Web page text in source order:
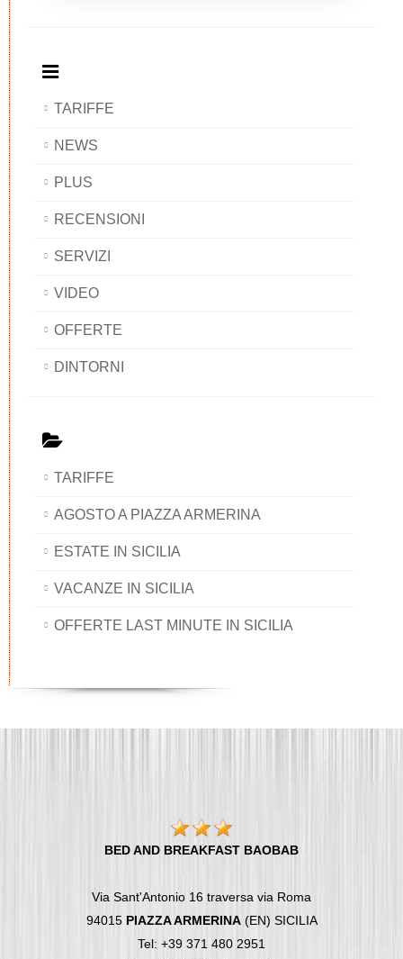
TARIFFE
NEWS
PLUS
RECENSIONI
SERVIZI
VIDEO
OFFERTE
DINTORNI
TARIFFE
AGOSTO A PIAZZA ARMERINA
ESTATE IN SICILIA
VACANZE IN SICILIA
OFFERTE LAST MINUTE IN SICILIA
BED AND BREAKFAST BAOBAB
Via Sant'Antonio 16 traversa via Roma
94015 PIAZZA ARMERINA(EN) SICILIA
Tel: +39 371 480 2951